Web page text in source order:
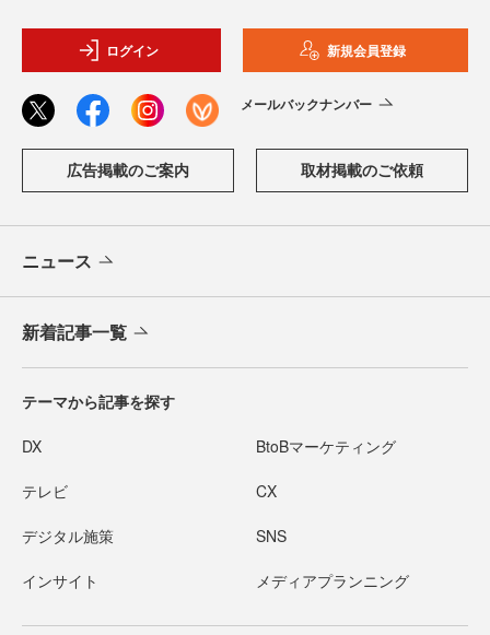
ログイン 新規会員登録
メールバックナンバー
広告掲載のご案内 取材掲載のご依頼
ニュース
新着記事一覧
テーマから記事を探す
DX BtoBマーケティング
テレビ CX
デジタル施策 SNS
インサイト メディアプランニング